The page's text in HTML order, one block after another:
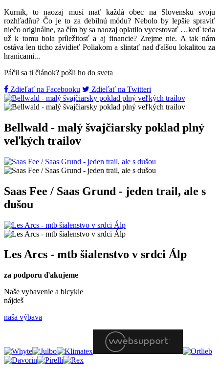
Kurnik, to naozaj musí mať každá obec na Slovensku svoju
rozhľadňu? Čo je to za debilnú módu? Nebolo by lepšie spraviť
niečo originálne, za čím by sa naozaj oplatilo vycestovať …keď teda
už k tomu bola príležitosť a aj financie? Zrejme nie. A tak nám
ostáva len ticho závidieť Poliakom a slintať nad ďalšou lokalitou za
hranicami...
Páčil sa ti článok? pošli ho do sveta
Zdieľať na Facebooku
Zdieľať na Twitteri
Bellwald - malý švajčiarsky poklad plný
veľkých trailov
Saas Fee / Saas Grund - jeden trail, ale s
dušou
Les Arcs - mtb šialenstvo v srdci Álp
za podporu ďakujeme
Naše vybavenie a bicykle
nájdeš
naša výbava